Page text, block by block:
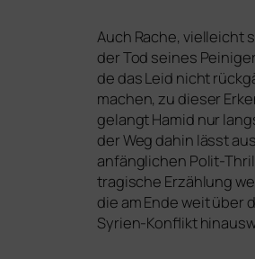
Auch Rache, viel­leicht
der Tod sei­nes
de das Leid nicht
machen, zu die­ser
gelangt Hamid nur
der Weg dahin lässt
anfäng­li­chen Polit-
tra­gi­sche Erzählung
die am Ende weit über
Syrien-Konflikt